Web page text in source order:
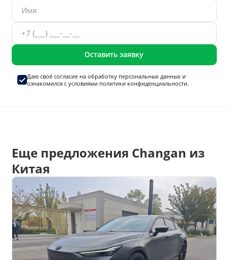
Оставить заявку
Даю своё согласие на обработку персональных данныхи
ознакомился с условиями политики конфиденциальности.
Еще предложения Changan из
Китая